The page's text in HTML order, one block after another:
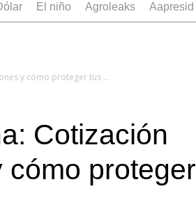
dólar el niño Agroleaks aapresid
Dólar hoy en Argentina: Cotización actual, predicciones y cómo proteger tus ahorros
Cotización
cómo proteger